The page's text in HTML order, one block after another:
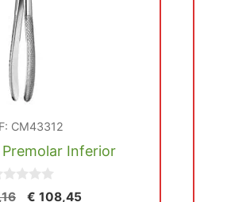
CM43312
Inferior
El
€ 108,45El